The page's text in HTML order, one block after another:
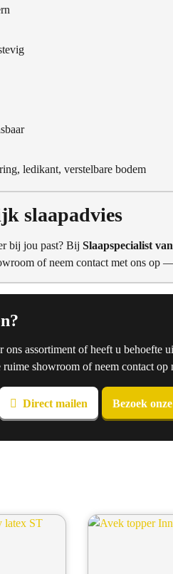
ledikant, verstelbare bodem
slaapadvies
bij jou past? Bij Slaapspecialist
of neem contact met ons op
ons assortiment of heeft u behoefte
ruime showroom of neem contact
Direct mailen Bezoek